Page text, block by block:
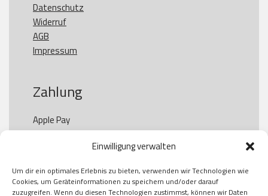
Einwilligung verwalten
Um dir ein optimales Erlebnis zu bieten, verwenden wir Technologien wie
Cookies, um Geräteinformationen zu speichern und/oder darauf
zuzugreifen. Wenn du diesen Technologien zustimmst, können wir Daten
Datenschutz
Widerruf
AGB
Impressum
Zahlung
Apple Pay
Paypal
Kauf auf Rechung
Klarna